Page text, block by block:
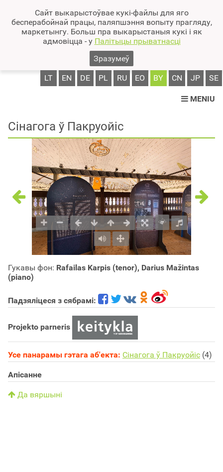
Сайт выкарыстоўвае кукі-файлы для яго
бесперабойнай працы, паляпшэння вопыту прагляду,
маркетынгу. Больш пра выкарыстаныя кукі і як
адмовіцца - у Палітыцы прыватнасці
Зразумеў
LT EN DE PL RU EO BY CN JP SE
MENIU
Сінагога ў Пакруойіс
Гукавы фон: Rafailas Karpis (tenor), Darius Mažintas
(piano)
Падзяліцеся з сябрамі:
Projekto parneris
Усе панарамы гэтага аб'екта: Сінагога ў Пакруойіс (4)
Апісанне
Да вяршыні